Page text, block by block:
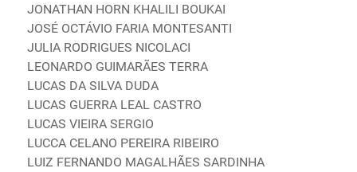
JONATHAN HORN KHALILI BOUKAI
JOSÉ OCTÁVIO FARIA MONTESANTI
JULIA RODRIGUES NICOLACI
LEONARDO GUIMARÃES TERRA
LUCAS DA SILVA DUDA
LUCAS GUERRA LEAL CASTRO
LUCAS VIEIRA SERGIO
LUCCA CELANO PEREIRA RIBEIRO
LUIZ FERNANDO MAGALHÃES SARDINHA